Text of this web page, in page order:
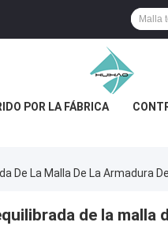
POR LA FÁBRICA
De La Malla De La Armadura
de la malla